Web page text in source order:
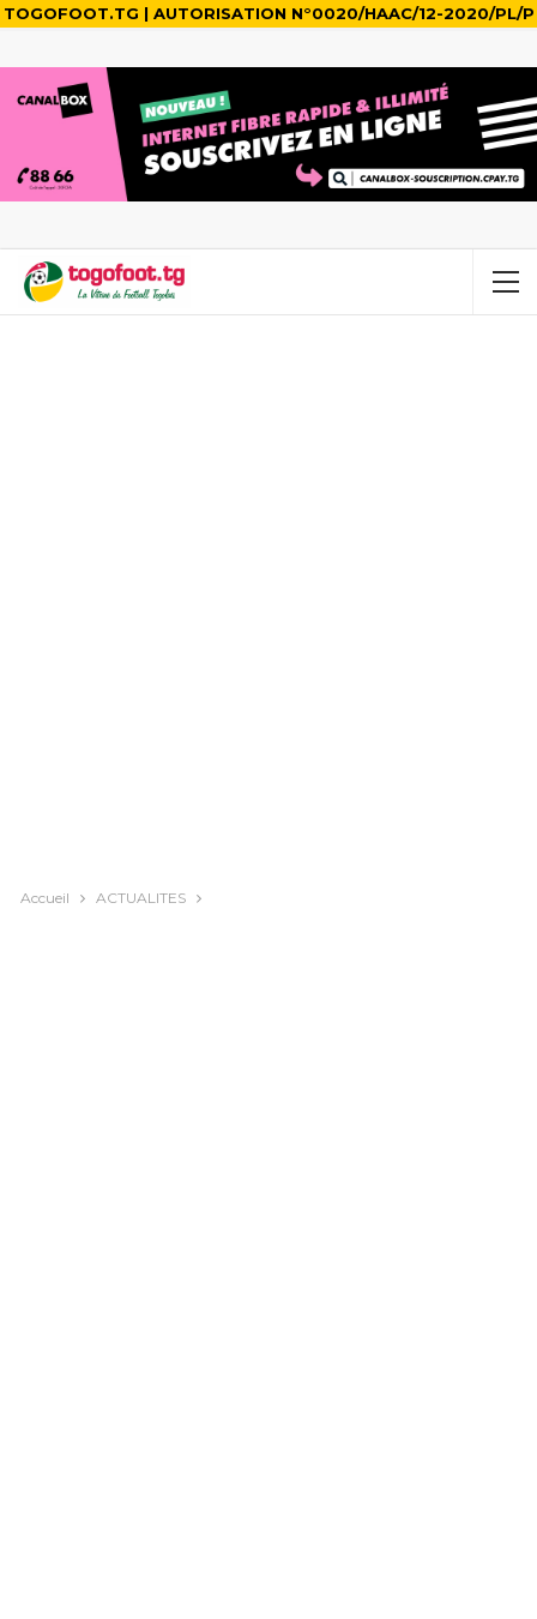
TOGOFOOT.TG | AUTORISATION N°0020/HAAC/12-2020/PL/P
Accueil ACTUALITES